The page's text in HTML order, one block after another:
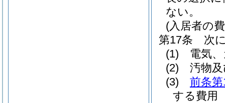
ない。
(入居者の
第17条
次
(1)
電気
(2)
汚物
(3)
前条
する費用